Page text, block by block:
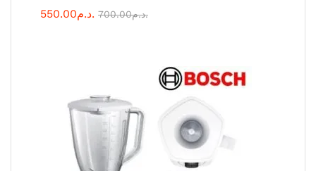
550.00 د.م. 700.00 د.م.